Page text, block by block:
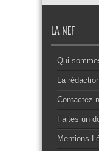
LA NEF
Qui
La
Contactez-
Faites un
Mentions